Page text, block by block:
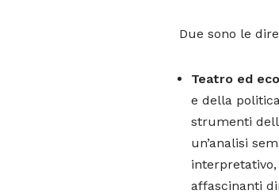
Due sono le
Teatro ed
e della
strumenti
un’analisi
affascinanti